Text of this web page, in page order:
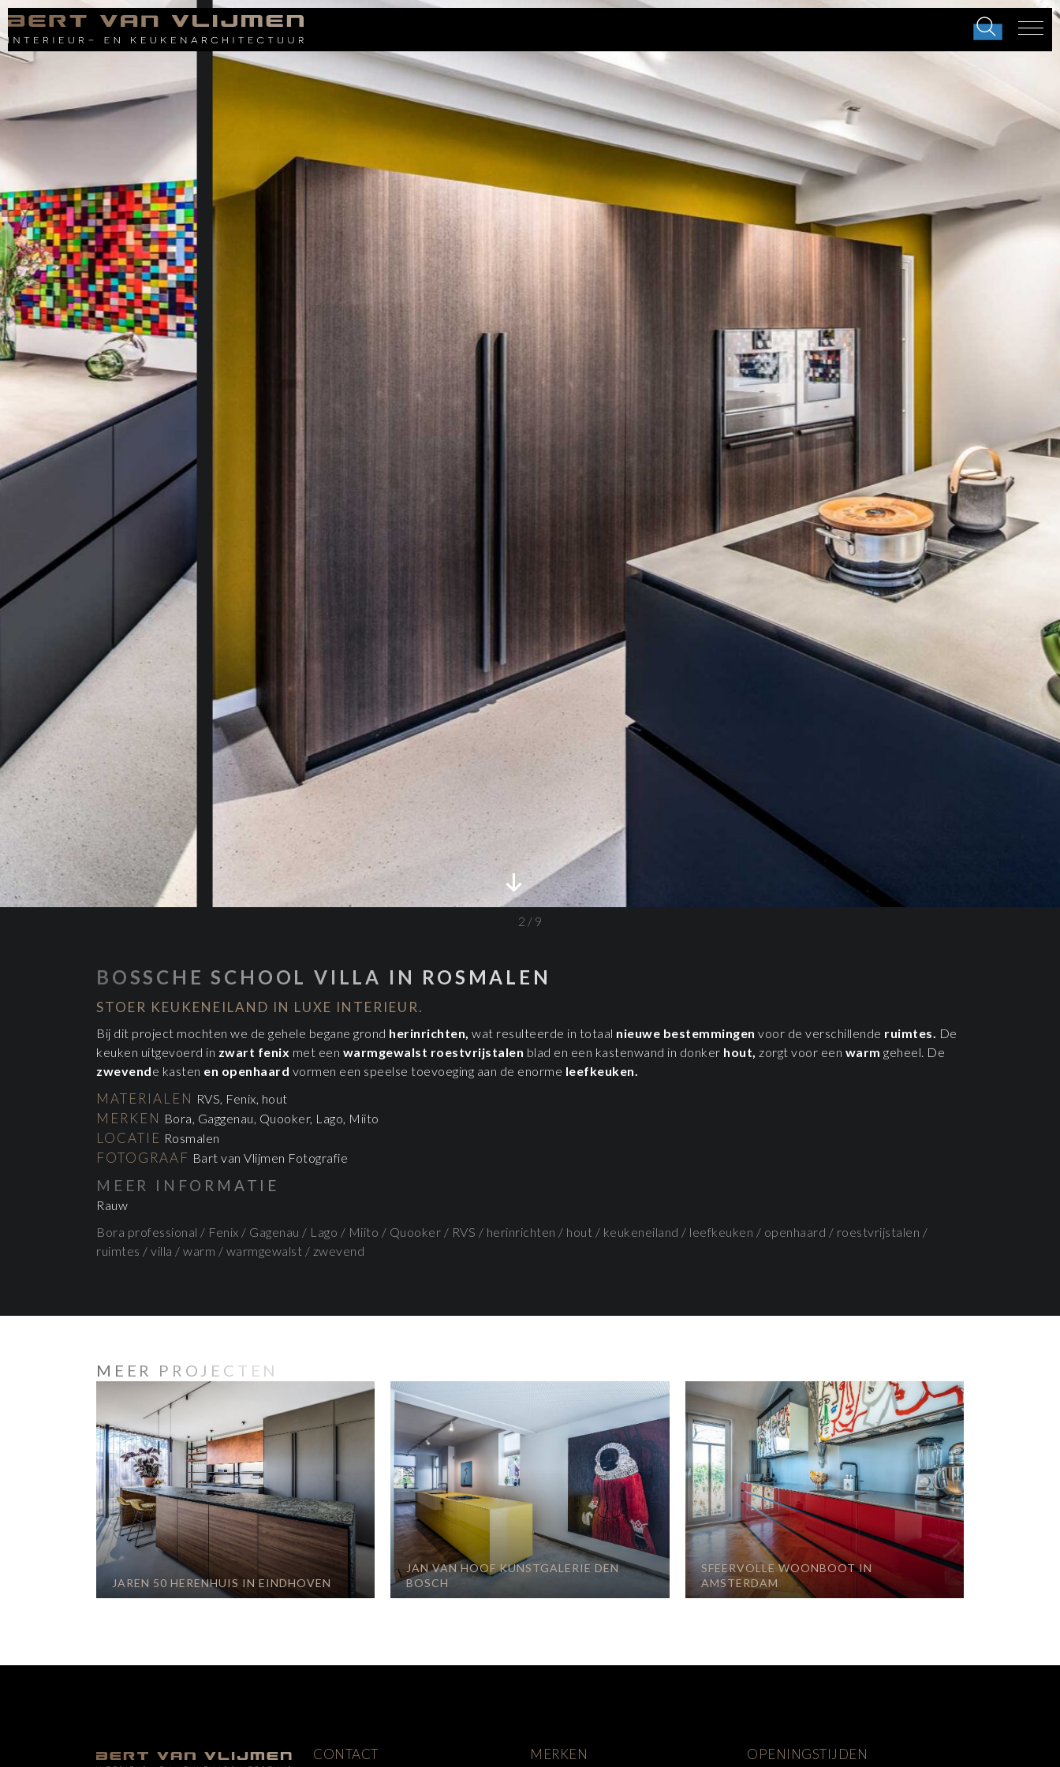
2 / 9
BOSSCHE SCHOOL VILLA IN ROSMALEN
STOER KEUKENEILAND IN LUXE INTERIEUR.
Bij dit project mochten we de gehele begane grond herinrichten, wat resulteerde in totaal nieuwe bestemmingen voor de verschillende ruimtes. De
keuken uitgevoerd in zwart fenix met een warmgewalst roestvrijstalen blad en een kastenwand in donker hout, zorgt voor een warm geheel. De
zwevende kasten en openhaard vormen een speelse toevoeging aan de enorme leefkeuken.
MATERIALEN RVS, Fenix, hout
MERKEN Bora, Gaggenau, Quooker, Lago, Miito
LOCATIE Rosmalen
FOTOGRAAF Bart van Vlijmen Fotografie
MEER INFORMATIE
Rauw
Bora professional / Fenix / Gagenau / Lago / Miito / Quooker / RVS / herinrichten / hout / keukeneiland / leefkeuken / openhaard / roestvrijstalen /
ruimtes / villa / warm / warmgewalst / zwevend
MEER PROJECTEN
JAREN 50 HERENHUIS IN EINDHOVEN
JAN VAN HOOF KUNSTGALERIE DEN
BOSCH
SFEERVOLLE WOONBOOT IN
AMSTERDAM
CONTACT MERKEN OPENINGSTIJDEN